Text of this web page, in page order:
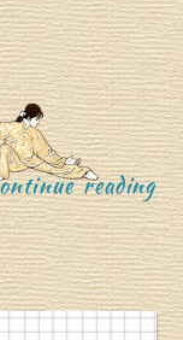
reading“